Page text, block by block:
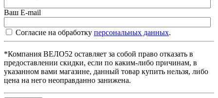
Ваш E-mail
Согласие на обработку персональных данных.
*Компания ВЕЛО52 оставляет за собой право отказать в
предоставлении скидки, если по каким-либо причинам, в
указанном вами магазине, данный товар купить нельзя, либо
цена на него неоправданно занижена.